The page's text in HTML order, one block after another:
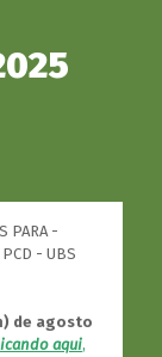
PARA -
PCD - UBS
de agosto
aqui,